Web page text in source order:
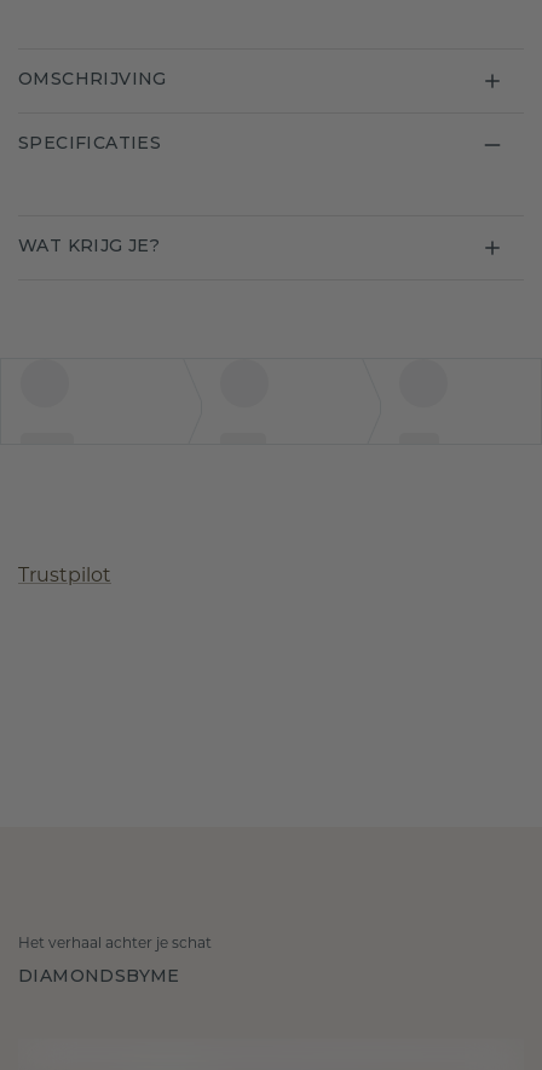
OMSCHRIJVING
SPECIFICATIES
WAT KRIJG JE?
Trustpilot
Het verhaal achter je schat
DIAMONDSBYME